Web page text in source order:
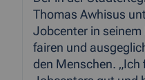
Thomas Awhisus
Jobcenter in seinem
fairen und
den Menschen. „Ich